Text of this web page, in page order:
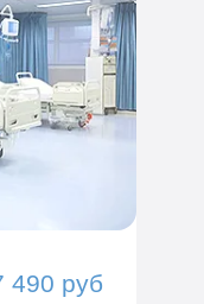
490 руб